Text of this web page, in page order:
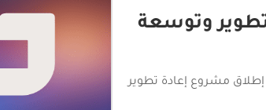
المخصّصة
لتوسيع نطاق حلول الدفع
المتحدة